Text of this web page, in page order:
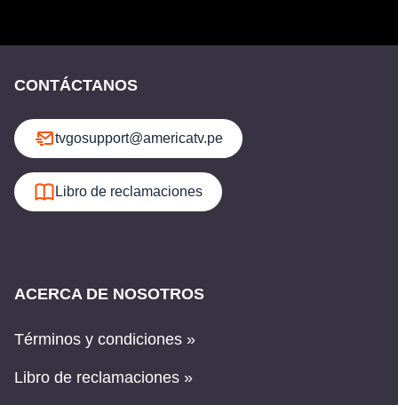
CONTÁCTANOS
tvgosupport@americatv.pe
Libro de reclamaciones
ACERCA DE NOSOTROS
Términos y condiciones »
Libro de reclamaciones »